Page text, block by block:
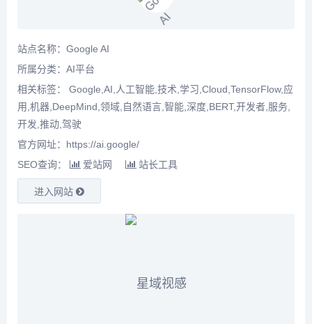
站点名称：Google AI
所属分类： AI平台
相关标签： Google,AI,人工智能,技术,学习,Cloud,TensorFlow,应
用,机器,DeepMind,领域,自然语言,智能,深度,BERT,开发者,服务,
开发,推动,驾驶
官方网址：https://ai.google/
SEO查询：
爱站网 站长工具
进入网站